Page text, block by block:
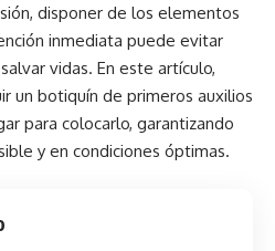
disponer de los elementos
inmediata puede evitar
vidas. En este artículo,
un botiquín de primeros auxilios
para colocarlo, garantizando
y en condiciones óptimas.